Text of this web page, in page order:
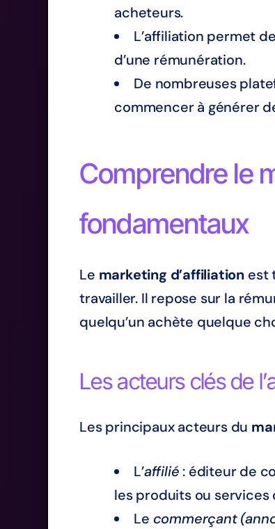
acheteurs.
L’affiliation permet
d’une rémunération.
De nombreuses
commencer à générer
Comprendre le
fondamentaux
Le marketing d’affiliation est
travailler. Il repose sur la
quelqu’un achète quelque
Les acteurs clés de
Les principaux acteurs du
L’affilié : éditeur de
les produits ou services
Le commerçant